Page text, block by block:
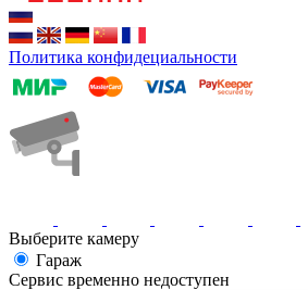
Политика конфидециальности
Выберите камеру
Гараж
Сервис временно недоступен